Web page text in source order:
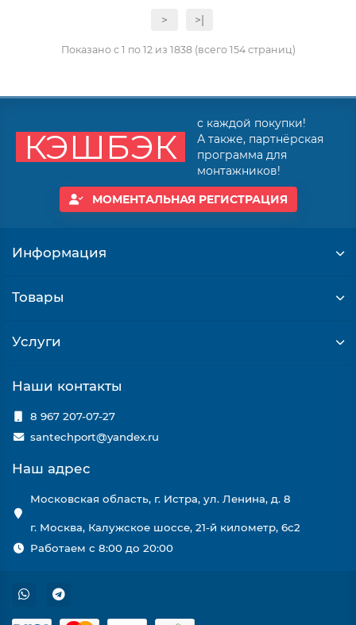
> >|
Показано с 1 по 12 из 1838 (всего 154 страниц)
КЭШБЭК
с каждой покупки!
А также, партнёрская
программа для
монтажников!
МОМЕНТАЛЬНАЯ РЕГИСТРАЦИЯ
Информация
Товары
Услуги
Наши контакты
8 967 207-07-27
santechport@yandex.ru
Наш адрес
Московская область, г. Истра, ул. Ленина, д. 8
г. Москва, Калужское шоссе, 21-й километр, 6с2
Работаем с 8:00 до 20:00